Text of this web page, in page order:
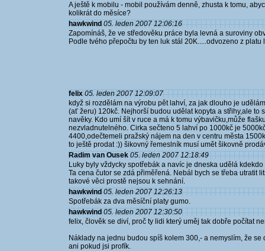
A ještě k mobilu - mobil používám denně, zhusta k tomu,
kolikrát do měsíce?
hawkwind 05. leden 2007 12:06:16
Zapomínáš, že ve středověku práce byla levná a suroviny
Podle tvého přepočtu by ten luk stál 20K.....odvozeno z platu
felix 05. leden 2007 12:09:07
když si rozdělám na výrobu pět lahví, za jak dlouho je
(ať žeru) 120kč. Nejhorší budou udělat kopyta a střihy,ale to
navěky. Kdo umí šít v ruce a má k tomu výbavičku,může
nezvladnutelného. Cirka sečteno 5 lahví po 1000kč je
4400,odečtemeli pražský nájem na den v centru města
to ještě prodat :)) šikovný řemeslník musí umět šikovně
Radim van Ousek 05. leden 2007 12:18:49
Luky byly vždycky spotřebák a navíc je dneska udělá
Ta cena čutor se zdá přiměřená. Nebál bych se třeba utratit
takové věci prostě nejsou k sehnání.
hawkwind 05. leden 2007 12:26:13
Spotřebák za dva měsíční platy gumo.
hawkwind 05. leden 2007 12:30:50
felix, člověk se diví, proč ty lidi který uměj tak dobře počítat
Náklady na jednu budou spíš kolem 300,- a nemyslím, že
ani pokud jsi profík.